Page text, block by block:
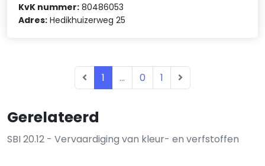
Gerelateerd
SBI 20.12 - Vervaardiging van kleur- en verfstoffen
KvK nummer: 80486053
Adres: Hedikhuizerweg 25
1 ... 0 1